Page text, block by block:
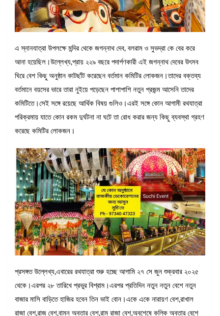
এ স্নানযাত্রা উপলক্ষে মন্দির থেকে জগন্নাথ দেব, বলরাম ও সুভদ্রা কে বের করে
আনা হয়েছিল।উল্লেখ্য,প্রায় ২২৯ বছরে পদার্পণকারী এই জগন্নাথ দেবের উৎসব
ঘিরে বেশ কিছু অনুষ্ঠান কাটছাঁট করেছেন বর্তমান কমিটির লোকজন।তাদের বক্তব্য
বর্তমানে বয়সের ভারে তারা নুইয়ে পড়েছেন পাশাপাশি নতুন প্রজন্ম আসেনি তাদের
কমিটিতে।সেই সঙ্গে রয়েছে আর্থিক বিষয় গুলিও।এরই সঙ্গে কোন আগামী রথযাত্রা
পরিক্রমায় যাতে কোন রকম দুর্ঘটনা না ঘটে তা রোধ করার জন্য কিছু ব্যবস্থা গ্রহণ
করেছে কমিটির লোকজন।
প্রসঙ্গত উল্লেখ্য,এবারের রথযাত্রা শুরু হচ্ছে আগামি ২৭ সে জুন শুক্রবার ২০২৫
থেকে।এরপর ২৮ তারিখে প্রভুর বিশ্রাম।এরপর প্রতিদিন নতুন নতুন বেশে নতুন
বাজার মাসি বাড়িতে হাজির হবেন তিন ভাই বোন।একে একে নারায়ণ বেশ,রাখাল
রাজা বেশ,রাজ বেশ,বামন অবতার বেশ,রাম রাজা বেশ,অবশেষে কল্কি অবতার বেশে